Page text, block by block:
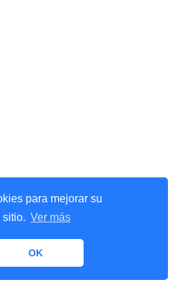
para mejorar su
Ver más
OK